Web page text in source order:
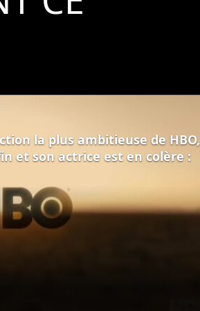
la plus ambitieuse de HBO,
et son actrice est en colère :